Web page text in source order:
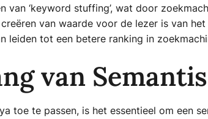
van ‘keyword stuffing’, wat door
van waarde voor de lezer is van
leiden tot een betere ranking in
van
toe te passen, is het essentieel om een